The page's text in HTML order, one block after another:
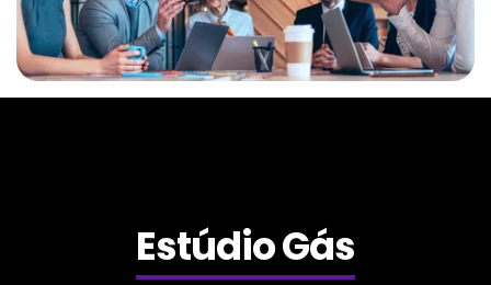
Empresas De Gases Medicinais Em Limeira
Gás Para Chopp Sp
Distribuidor De Oxigênio Líquido Em Limeira
Estúdio Gás